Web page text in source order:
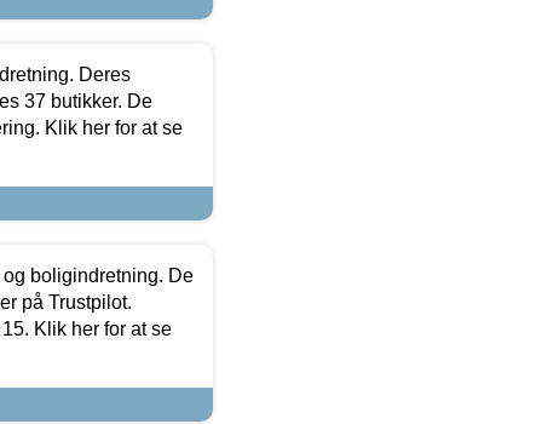
Deres
37 butikker. De
Klik her for at se
boligindretning. De
på Trustpilot.
Klik her for at se